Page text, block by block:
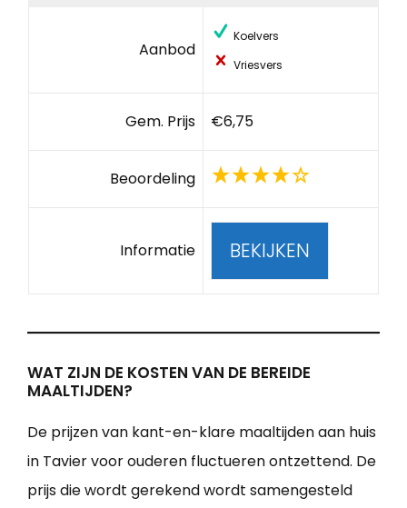
Aanbod
Koelvers
Vriesvers
Gem. Prijs €6,75
Beoordeling
Informatie BEKIJKEN
WAT ZIJN DE KOSTEN VAN DE BEREIDE
MAALTIJDEN?
De prijzen van kant-en-klare maaltijden aan huis
in Tavier voor ouderen fluctueren ontzettend. De
prijs die wordt gerekend wordt samengesteld